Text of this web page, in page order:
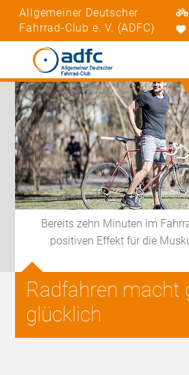
Allgemeiner Deutscher
Fahrrad-Club e. V. (ADFC)
Bereits zehn Minuten im
positiven Effekt für die
Radfahren macht
glücklich